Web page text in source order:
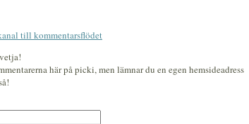
till kommentarsflödet
här på picki, men lämnar du en egen hemsideadress